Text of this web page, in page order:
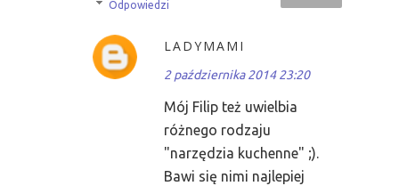
Odpowiedzi
LADYMAMI
2 października 2014 23:20
Mój Filip też uwielbia
różnego rodzaju
"narzędzia kuchenne" ;).
Bawi się nimi najlepiej